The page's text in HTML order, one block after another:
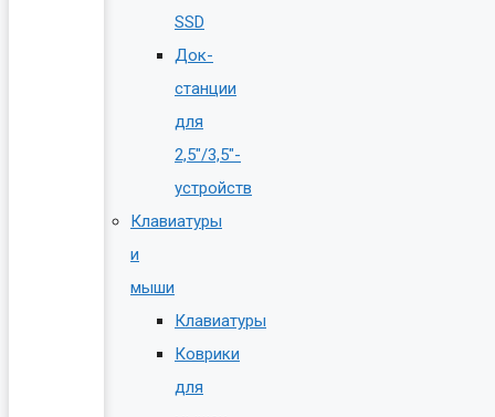
SSD
Док-
станции
для
2,5″/3,5″-
устройств
Клавиатуры
и
мыши
Клавиатуры
Коврики
для